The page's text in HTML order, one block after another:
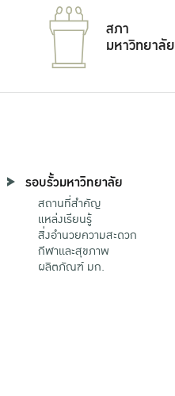
สภา
มหาวิทยาลัย
รอบรั้วมหาวิทยาลัย
สถานที่สำคัญ
แหล่งเรียนรู้
สิ่งอำนวยความสะดวก
กีฬาและสุขภาพ
ผลิตภัณฑ์ มก.